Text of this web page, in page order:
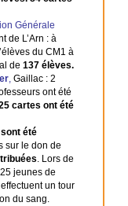
Générale
de L’Arn : à
du CM1 à
de 137 élèves.
, Gaillac : 2
ont été
cartes ont été
été
sur le don de
. Lors de
jeunes de
un tour
du sang.